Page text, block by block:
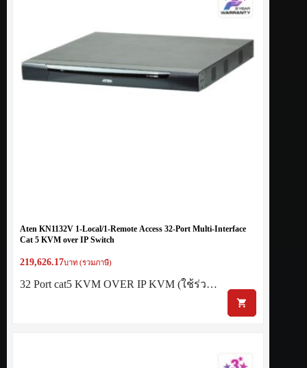
Aten KN1132V 1-Local/1-Remote Access 32-Port Multi-Interface
Cat 5 KVM over IP Switch
219,626.17บาท (รวมภาษี)
32 Port cat5 KVM OVER IP KVM (ใช้ร่ว…